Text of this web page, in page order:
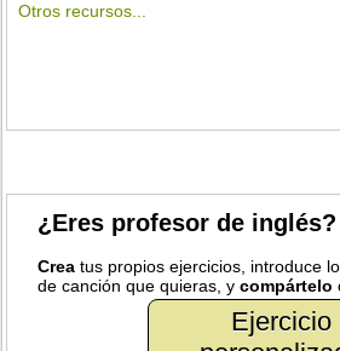
Otros recursos...
¿Eres profesor de inglés?
Crea tus propios ejercicios, introduce
de canción que quieras, ycompártelo
Ejercicio